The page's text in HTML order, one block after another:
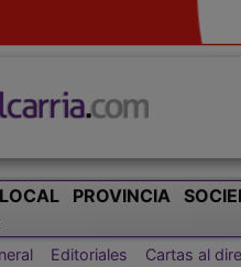
LOCAL PROVINCIA
Editoriales Cartas al